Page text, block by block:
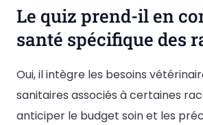
Le quiz prend-il en
santé spécifique des
Oui, il intègre les besoins
sanitaires associés à certaines
anticiper le budget soin et les